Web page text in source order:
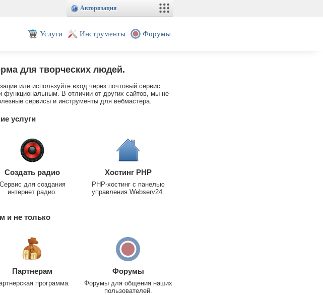
Авторизация
Услуги Инструменты Форумы
для творческих людей.
или используйте вход через почтовый сервис.
В отличии от других сайтов, мы не
сервисы и инструменты для вебмастера.
услуги
Создать радио
Сервис для создания
интернет радио.
Хостинг PHP
PHP-хостинг с панелью
управления Webserv24.
и не только
Партнерам
программа.
Форумы
Форумы для общения наших
пользователей.